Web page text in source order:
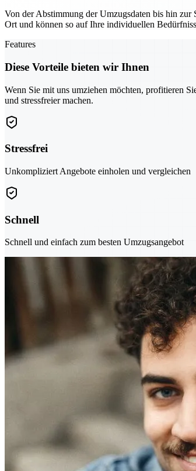
Von der Abstimmung der Umzugsdaten bis hin
Ort und können so auf Ihre individuellen
Features
Diese Vorteile bieten wir Ihnen
Wenn Sie mit uns umziehen möchten, profitieren
und stressfreier machen.
Stressfrei
Unkompliziert Angebote einholen und vergleichen
Schnell
Schnell und einfach zum besten Umzugsangebot